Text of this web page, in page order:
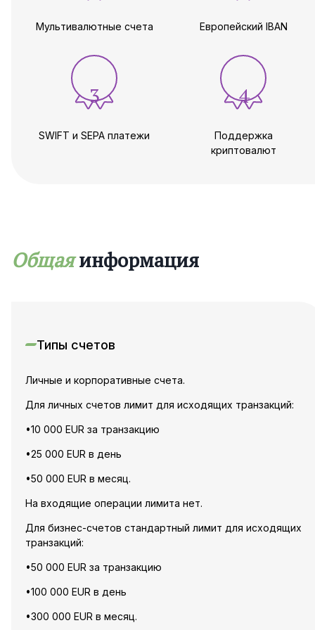
консалтинга, беттинга.
Bankera, обращайтесь в компанию Maira Consult.
Мультивалютные счета Европейский IBAN
3
SWIFT и SEPA платежи
4
Поддержка
криптовалют
Общая информация
Типы счетов
Личные и корпоративные счета.
Для личных счетов лимит для исходящих транзакций:
•10 000 EUR за транзакцию
•25 000 EUR в день
•50 000 EUR в месяц.
На входящие операции лимита нет.
Для бизнес-счетов стандартный лимит для исходящих
транзакций:
•50 000 EUR за транзакцию
•100 000 EUR в день
•300 000 EUR в месяц.